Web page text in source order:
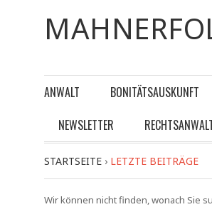
ANWALT BONITÄTSAUSKUNFT
NEWSLETTER
STARTSEITE › LETZTE BEITRÄGE
Wir können nicht finden, wonach Sie